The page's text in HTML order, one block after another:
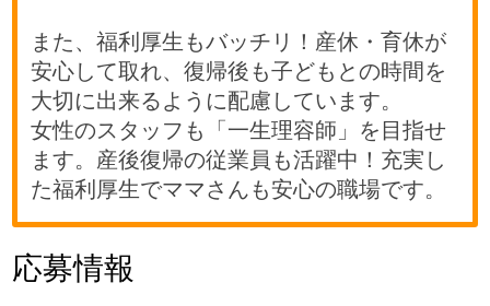
また、福利厚生もバッチリ！産休・育休が
安心して取れ、復帰後も子どもとの時間を
大切に出来るように配慮しています。
女性のスタッフも「一生理容師」を目指せ
ます。産後復帰の従業員も活躍中！充実し
た福利厚生でママさんも安心の職場です。
応募情報